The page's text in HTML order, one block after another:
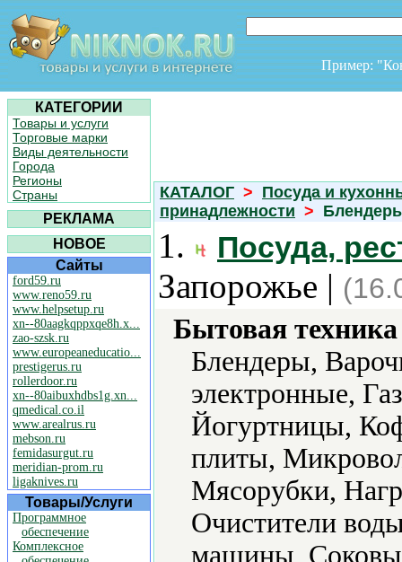
Пример:
КАТЕГОРИИ
Товары и услуги
Торговые марки
Виды деятельности
Города
Регионы
Страны
РЕКЛАМА
НОВОЕ
Сайты
ford59.ru
www.reno59.ru
www.helpsetup.ru
xn--80aagkqppxqe8h.x...
zao-szsk.ru
www.europeaneducatio...
prestigerus.ru
rollerdoor.ru
xn--80aibuxhdbs1g.xn...
qmedical.co.il
www.arealrus.ru
mebson.ru
femidasurgut.ru
meridian-prom.ru
ligaknives.ru
Товары/Услуги
Программное
обеспечение
Комплексное
КАТАЛОГ > Посуда и
принадлежности >
1. Посуда,
Запорожье |
Бытовая
Блендеры,
электронные,
Йогуртницы,
плиты,
Мясорубки,
Очистители
машины,